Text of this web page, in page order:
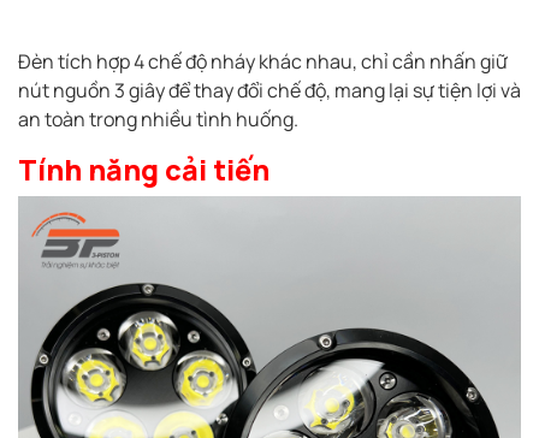
Đèn tích hợp 4 chế độ nháy khác nhau, chỉ cần nhấn giữ
nút nguồn 3 giây để thay đổi chế độ, mang lại sự tiện lợi và
an toàn trong nhiều tình huống.
Tính năng cải tiến